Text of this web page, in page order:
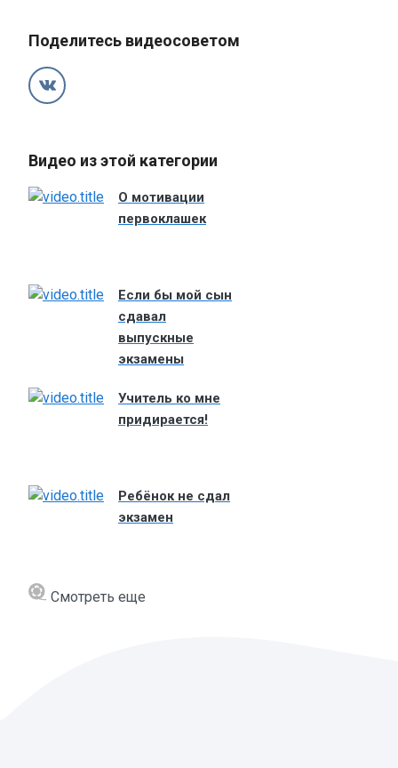
Поделитесь видеосоветом
Видео из этой категории
О мотивации
первоклашек
Если бы мой сын
сдавал
выпускные
экзамены
Учитель ко мне
придирается!
Ребёнок не сдал
экзамен
Смотреть еще